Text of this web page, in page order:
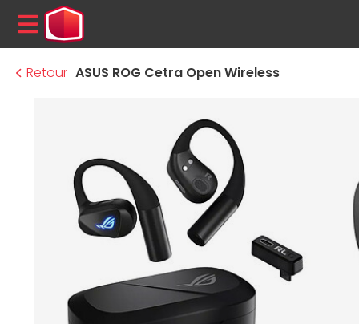
MENU
Retour ASUS ROG Cetra Open Wireless